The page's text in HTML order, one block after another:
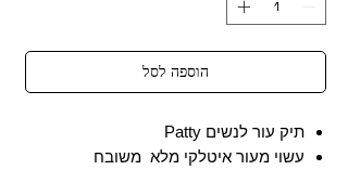
הוספה לסל
תיק עור לנשים Patty
עשוי מעור איטלקי מלא משובח